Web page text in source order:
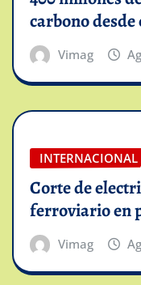
carbono
Vimag
INTERNACIONAL
Corte de
ferroviario en
Vimag